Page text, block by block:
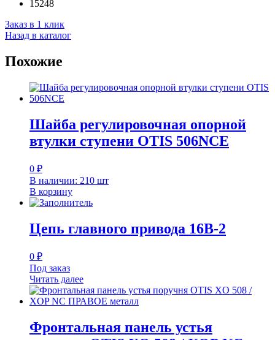
15248
Заказ в 1 клик
Назад в каталог
Похожие
Шайба регулировочная опорной
втулки ступени OTIS 506NCE
0 ₽
В наличии: 210 шт
В корзину
Цепь главного привода 16B-2
0 ₽
Под заказ
Читать далее
Фронтальная панель устья